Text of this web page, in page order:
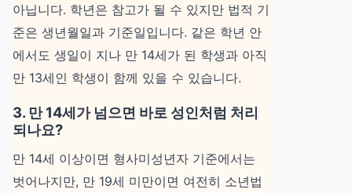
아닙니다. 학년은 참고가 될 수 있지만 법적 기
준은 생년월일과 기준일입니다. 같은 학년 안
에서도 생일이 지나 만 14세가 된 학생과 아직
만 13세인 학생이 함께 있을 수 있습니다.
3. 만 14세가 넘으면 바로 성인처럼 처리
되나요?
만 14세 이상이면 형사미성년자 기준에서는
벗어나지만, 만 19세 미만이면 여전히 소년법